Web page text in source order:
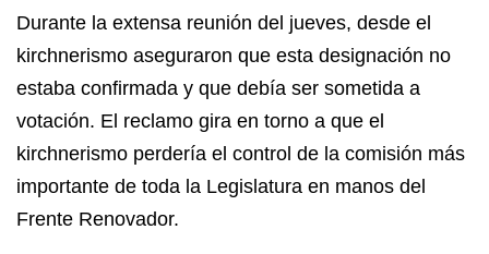
Durante la extensa reunión del jueves, desde el
kirchnerismo aseguraron que esta designación no
estaba confirmada y que debía ser sometida a
votación. El reclamo gira en torno a que el
kirchnerismo perdería el control de la comisión más
importante de toda la Legislatura en manos del
Frente Renovador.